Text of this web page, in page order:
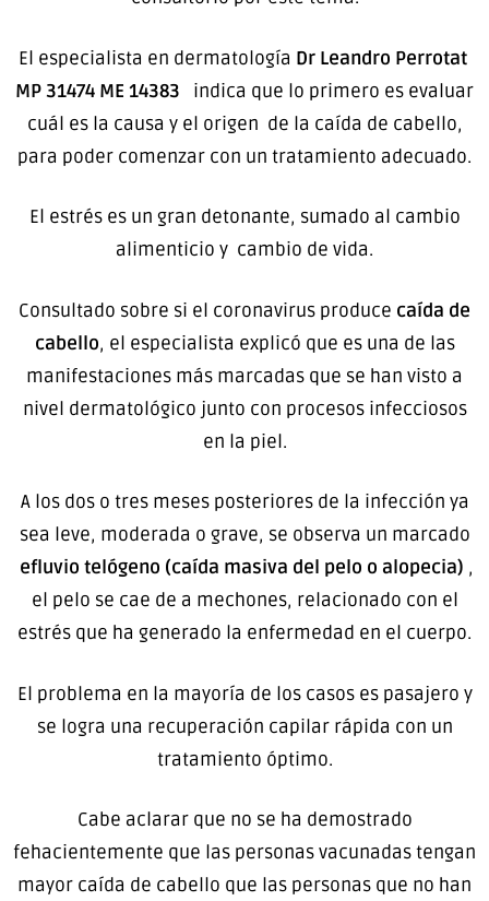
El especialista en dermatología Dr Leandro Perrotat
MP 31474 ME 14383
indica que lo primero es evaluar
cuál es la causa y el origen de la caída de cabello,
para poder comenzar con un tratamiento adecuado.
El estrés es un gran detonante, sumado al cambio
alimenticio y cambio de vida.
Consultado sobre si el coronavirus produce caída de
cabello, el especialista explicó que es una de las
manifestaciones más marcadas que se han visto a
nivel dermatológico junto con procesos infecciosos
en la piel.
A los dos o tres meses posteriores de la infección ya
sea leve, moderada o grave, se observa un marcado
efluvio telógeno (caída masiva del pelo o alopecia) ,
el pelo se cae de a mechones, relacionado con el
estrés que ha generado la enfermedad en el cuerpo.
El problema en la mayoría de los casos es pasajero y
se logra una recuperación capilar rápida con un
tratamiento óptimo.
Cabe aclarar que no se ha demostrado
fehacientemente que las personas vacunadas tengan
mayor caída de cabello que las personas que no han